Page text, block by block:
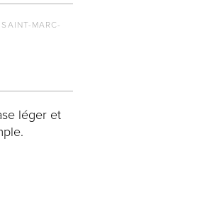
MARC-
léger et